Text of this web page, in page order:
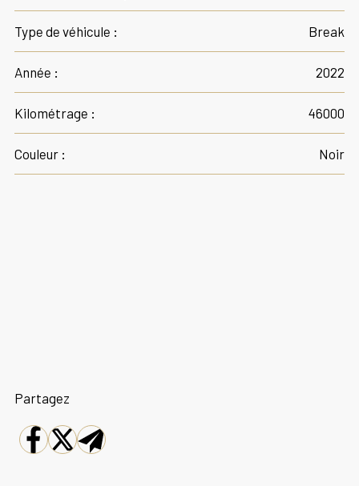
Type de véhicule : Break
Année : 2022
Kilométrage : 46000
Couleur : Noir
Partagez